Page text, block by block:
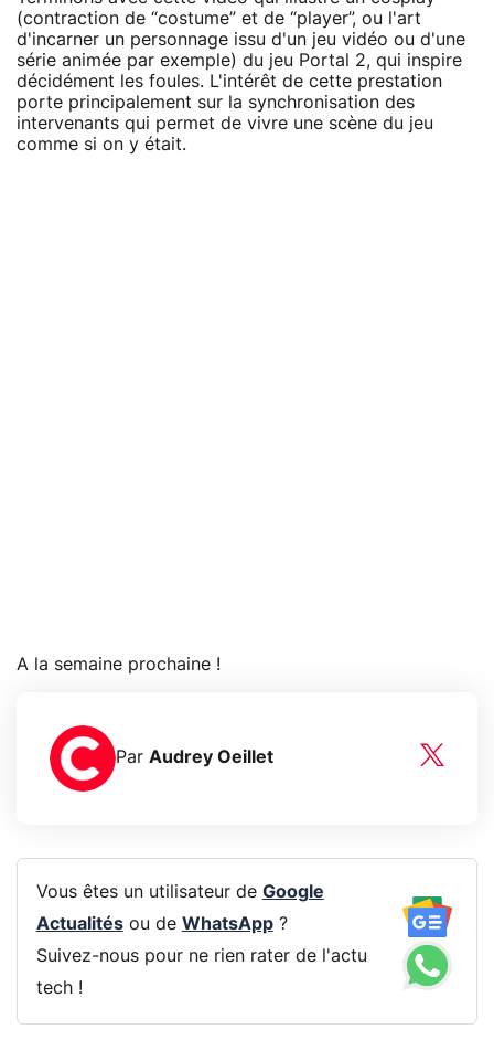
(contraction de “costume” et de “player”, ou l'art
d'incarner un personnage issu d'un jeu vidéo ou d'une
série animée par exemple) du jeu Portal 2, qui inspire
décidément les foules. L'intérêt de cette prestation
porte principalement sur la synchronisation des
intervenants qui permet de vivre une scène du jeu
comme si on y était.
A la semaine prochaine !
Par Audrey Oeillet
Vous êtes un utilisateur de Google
Actualitésou de WhatsApp?
Suivez-nous pour ne rien rater de l'actu
tech !